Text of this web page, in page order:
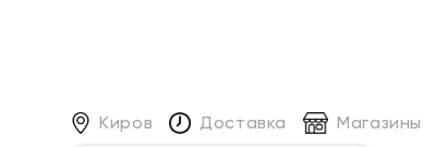
Киров Доставка Магазины